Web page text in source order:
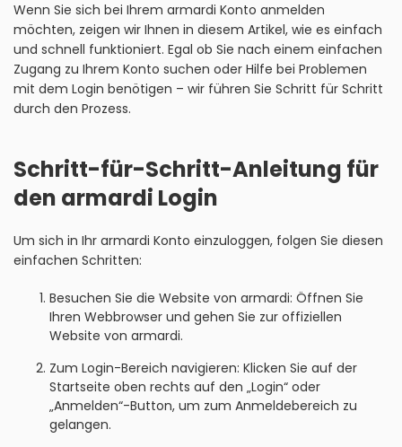
Wenn Sie sich bei Ihrem armardi Konto anmelden
möchten, zeigen wir Ihnen in diesem Artikel, wie es einfach
und schnell funktioniert. Egal ob Sie nach einem einfachen
Zugang zu Ihrem Konto suchen oder Hilfe bei Problemen
mit dem Login benötigen – wir führen Sie Schritt für Schritt
durch den Prozess.
Schritt-für-Schritt-Anleitung für
den armardi Login
Um sich in Ihr armardi Konto einzuloggen, folgen Sie diesen
einfachen Schritten:
Besuchen Sie die Website von armardi: Öffnen Sie
Ihren Webbrowser und gehen Sie zur offiziellen
Website von armardi.
Zum Login-Bereich navigieren: Klicken Sie auf der
Startseite oben rechts auf den „Login“ oder
„Anmelden“-Button, um zum Anmeldebereich zu
gelangen.